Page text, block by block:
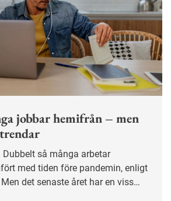
jobbar hemifrån – men
med tiden före pandemin, enligt
det senaste året har en viss